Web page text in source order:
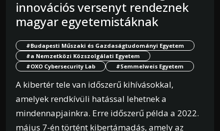
innovációs versenyt rendeznek
magyar egyetemistáknak
#Budapesti Műszaki és Gazdaságtudományi Egyetem
#a Nemzetközi Közszolgálati Egyetem
#OXO Cybersecurity Lab
#Semmelweis Egyetem
A kibertér tele van időszerű kihívásokkal,
amelyek rendkívüli hatással lehetnek a
mindennapjainkra. Erre időszerű példa a 2022.
május 7-én történt kibertámadás, amely az